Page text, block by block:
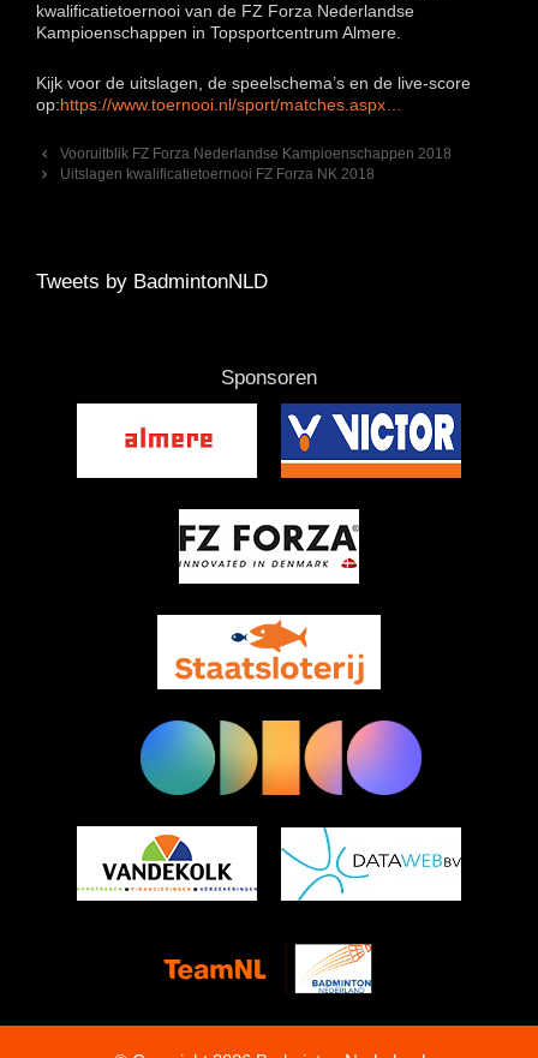
kwalificatietoernooi van de FZ Forza Nederlandse
Kampioenschappen in Topsportcentrum Almere.
Kijk voor de uitslagen, de speelschema’s en de live-score
op:https://www.toernooi.nl/sport/matches.aspx…
Berichtnavigatie
Vooruitblik FZ Forza Nederlandse Kampioenschappen 2018
Uitslagen kwalificatietoernooi FZ Forza NK 2018
Tweets by BadmintonNLD
Sponsoren